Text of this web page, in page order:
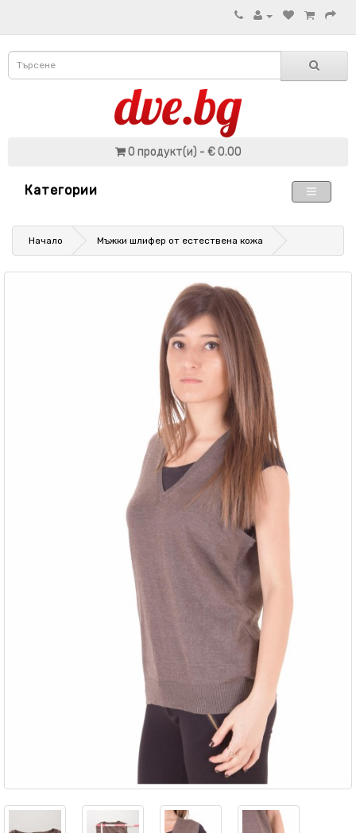
0 продукт(и) - € 0.00
Категории
Начало Мъжки шлифер от естествена кожа